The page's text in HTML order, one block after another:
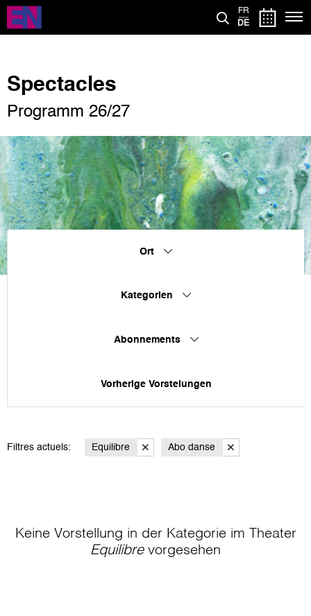
Direkt
zum
Inhalt
FR
DE
Spectacles
Programm 26/27
Ort
Kategorien
Abonnements
Vorherige Vorstelungen
Filtres actuels: Equilibre Abo danse
Keine Vorstellung in der Kategorie im Theater
Equilibrevorgesehen